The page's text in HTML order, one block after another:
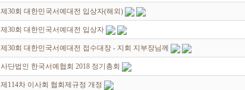
제30회 대한민국서예대전 입상자(해외)
제30회 대한민국서예대전 입상자
제30회 대한민국서예대전 접수대장 - 지회 지부장님께
사단법인 한국서예협회 2018 정기총회
제114차 이사회 협회제규정 개정